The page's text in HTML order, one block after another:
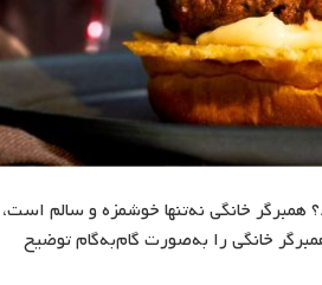
همبرگر خانگی نه‌تنها خوشمزه و سالم است،
خانگی را به‌صورت گام‌به‌گام توضیح